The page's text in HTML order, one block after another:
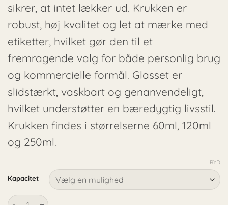
sikrer, at intet lækker ud. Krukken er
robust, høj kvalitet og let at mærke med
etiketter, hvilket gør den til et
fremragende valg for både personlig brug
og kommercielle formål. Glasset er
slidstærkt, vaskbart og genanvendeligt,
hvilket understøtter en bæredygtig livsstil.
Krukken findes i størrelserne 60ml, 120ml
og 250ml.
Kapacitet
RYD
Klar glaskrukke med sort låg antal